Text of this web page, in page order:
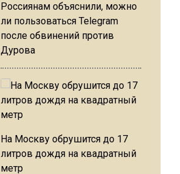
Россиянам объяснили, можно
ли пользоваться Telegram
после обвинений против
Дурова
На Москву обрушится до 17
литров дождя на квадратный
метр